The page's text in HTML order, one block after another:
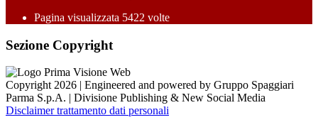
Pagina visualizzata 5422 volte
Sezione Copyright
Copyright 2026 | Engineered and powered by Gruppo Spaggiari
Parma S.p.A. | Divisione Publishing & New Social Media
Disclaimer trattamento dati personali